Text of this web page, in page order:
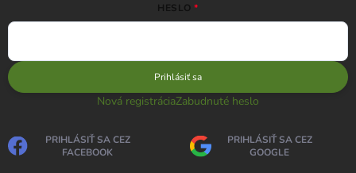
HESLO
Prihlásiť sa
Nová registráciaZabudnuté heslo
PRIHLÁSIŤ SA CEZ
FACEBOOK
PRIHLÁSIŤ SA CEZ
GOOGLE